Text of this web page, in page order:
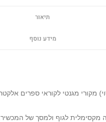
תיאור
מידע נוסף
מקסימלית לגוף ולמסך של המכשיר.